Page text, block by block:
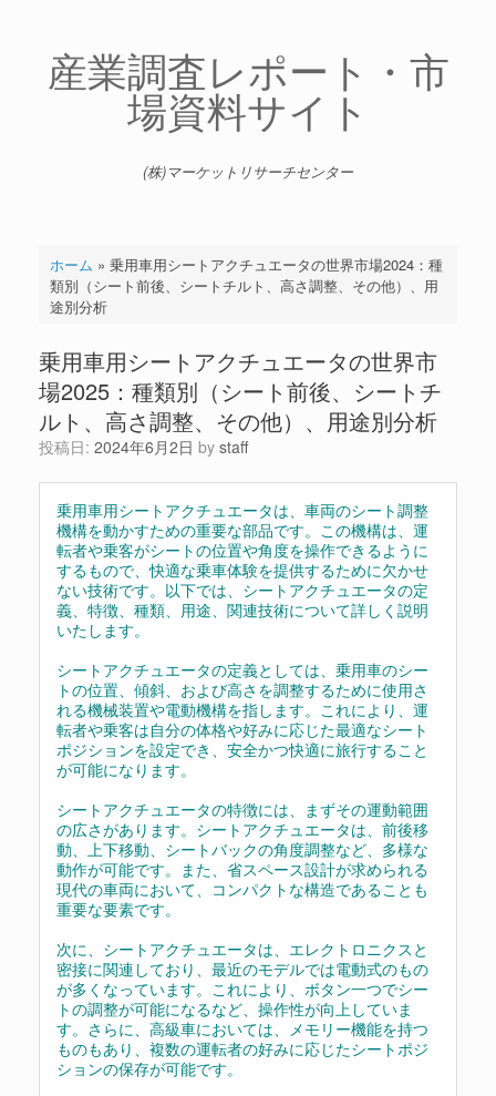
産業調査レポート・市
場資料サイト
(株)マーケットリサーチセンター
ホーム » 乗用車用シートアクチュエータの世界市場2024：種
類別（シート前後、シートチルト、高さ調整、その他）、用
途別分析
乗用車用シートアクチュエータの世界市
場2025：種類別（シート前後、シートチ
ルト、高さ調整、その他）、用途別分析
投稿日: 2024年6月2日 by staff
乗用車用シートアクチュエータは、車両のシート調整
機構を動かすための重要な部品です。この機構は、運
転者や乗客がシートの位置や角度を操作できるように
するもので、快適な乗車体験を提供するために欠かせ
ない技術です。以下では、シートアクチュエータの定
義、特徴、種類、用途、関連技術について詳しく説明
いたします。
シートアクチュエータの定義としては、乗用車のシー
トの位置、傾斜、および高さを調整するために使用さ
れる機械装置や電動機構を指します。これにより、運
転者や乗客は自分の体格や好みに応じた最適なシート
ポジションを設定でき、安全かつ快適に旅行すること
が可能になります。
シートアクチュエータの特徴には、まずその運動範囲
の広さがあります。シートアクチュエータは、前後移
動、上下移動、シートバックの角度調整など、多様な
動作が可能です。また、省スペース設計が求められる
現代の車両において、コンパクトな構造であることも
重要な要素です。
次に、シートアクチュエータは、エレクトロニクスと
密接に関連しており、最近のモデルでは電動式のもの
が多くなっています。これにより、ボタン一つでシー
トの調整が可能になるなど、操作性が向上していま
す。さらに、高級車においては、メモリー機能を持つ
ものもあり、複数の運転者の好みに応じたシートポジ
ションの保存が可能です。